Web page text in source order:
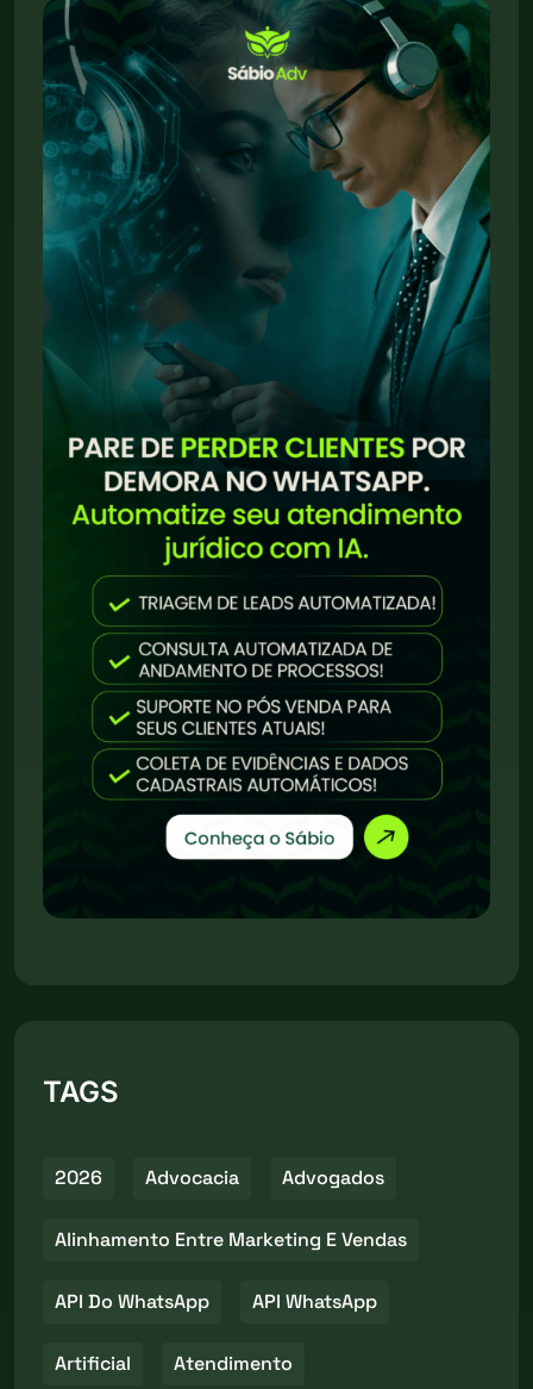
TAGS
2026 Advocacia Advogados
Alinhamento Entre Marketing E Vendas
API Do WhatsApp API WhatsApp
Artificial Atendimento